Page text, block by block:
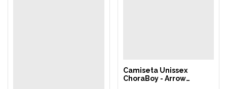
Camiseta Unissex
ChoraBoy - Arrow